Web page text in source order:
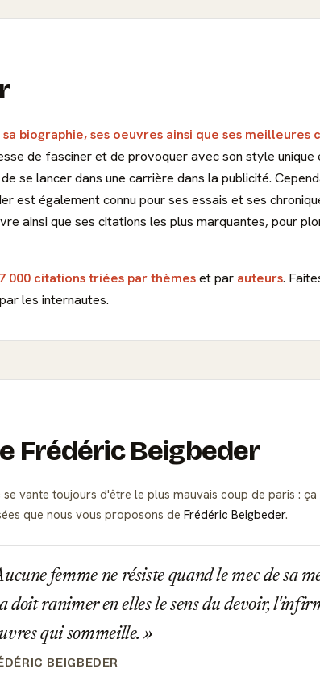
sa biographie, ses oeuvres ainsi que ses meilleures
de fasciner et de provoquer avec son style
se lancer dans une carrière dans la publicité.
est également connu pour ses essais et ses
ainsi que ses citations les plus marquantes, pour
000 citations triées par thèmeset par auteurs.
les internautes.
Frédéric Beigbeder
se vante toujours d'être le plus mauvais coup de paris :
que nous vous proposons de Frédéric Beigbeder.
femme ne résiste quand le mec de sa
doit ranimer en elles le sens du devoir,
qui sommeille.
BEIGBEDER